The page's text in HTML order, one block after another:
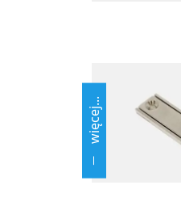
więcej...